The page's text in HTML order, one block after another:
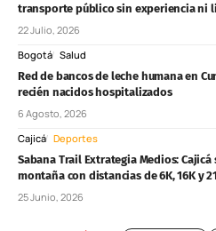
transporte público sin experiencia ni
22 Julio, 2026
Bogotá Salud
Red de bancos de leche humana en
recién nacidos hospitalizados
6 Agosto, 2026
Cajicá Deportes
Sabana Trail Extrategia Medios: Cajicá
montaña con distancias de 6K, 16K y
25 Junio, 2026